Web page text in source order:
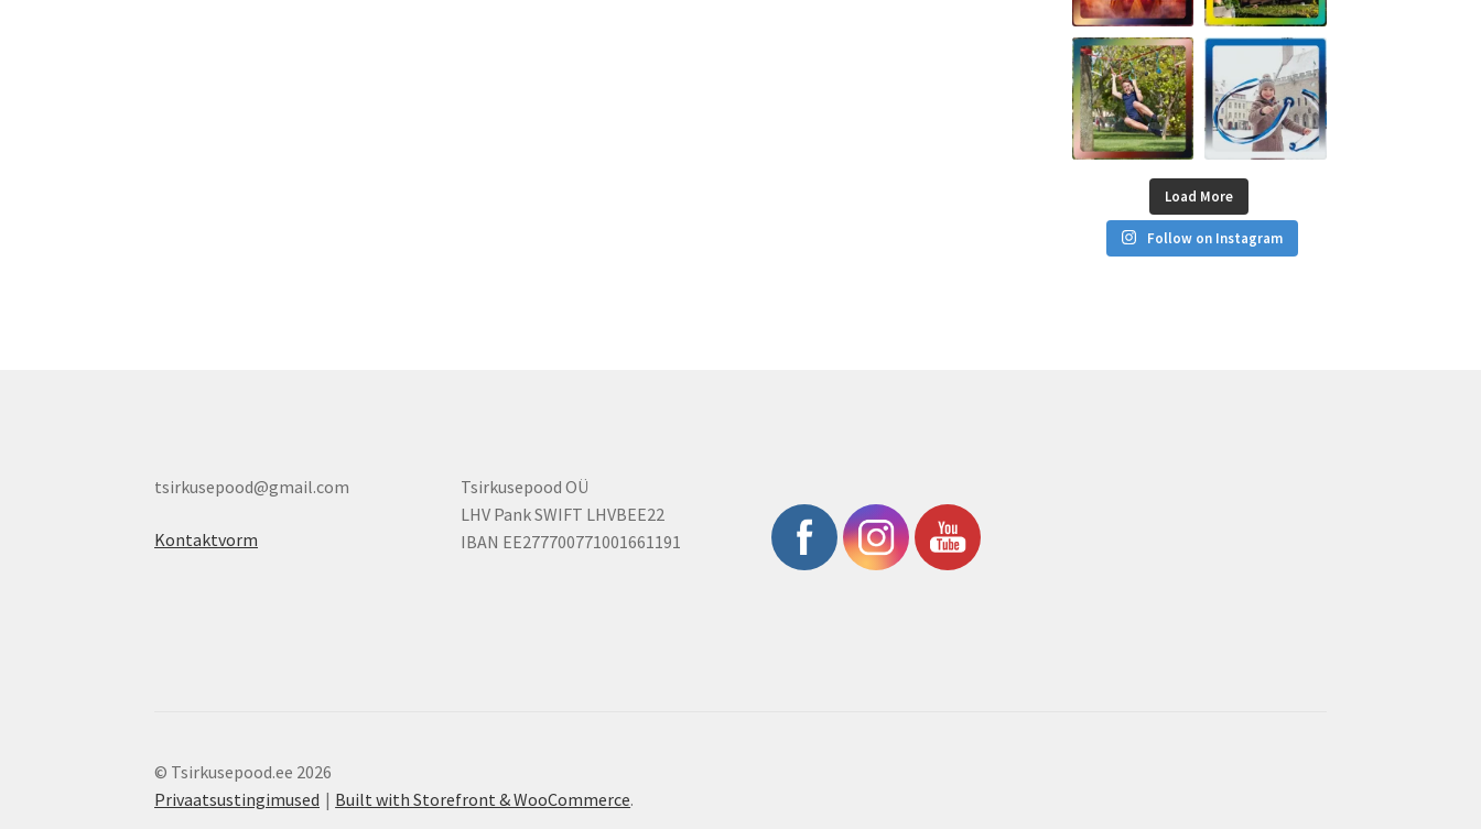
Load More
Follow on Instagram
tsirkusepood@gmail.com
Kontaktvorm
Tsirkusepood OÜ
LHV Pank SWIFT LHVBEE22
IBAN EE277700771001661191
© Tsirkusepood.ee 2026
Privaatsustingimused
Built with Storefront & WooCommerce.